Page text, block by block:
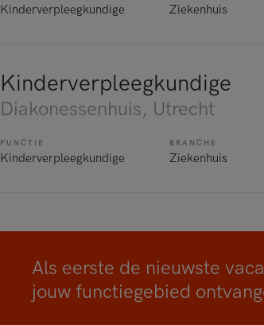
Kinderverpleegkundige Ziekenhuis
Kinderverpleegkundige
Diakonessenhuis, Utrecht
FUNCTIE
Kinderverpleegkundige
BRANCHE
Ziekenhuis
Als eerste de nieuwste
jouw functiegebied